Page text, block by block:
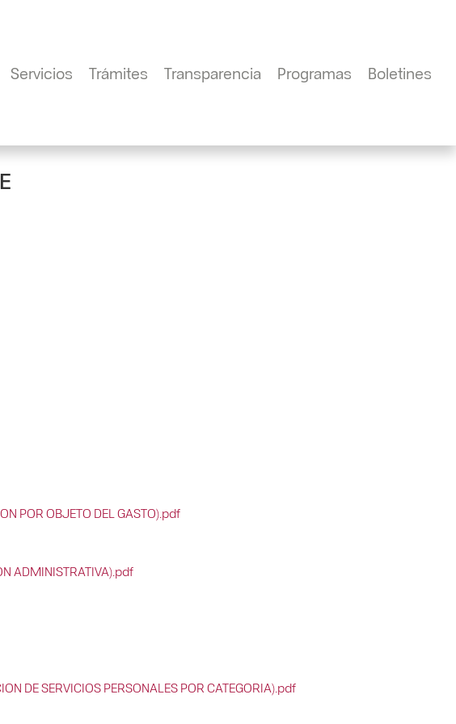
Servicios Trámites Transparencia Programas Boletines
POR OBJETO DEL GASTO).pdf
ADMINISTRATIVA).pdf
DE SERVICIOS PERSONALES POR CATEGORIA).pdf